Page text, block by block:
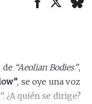
de “Aeolian Bodies”,
, se oye una voz
. ¿A quién se dirige?